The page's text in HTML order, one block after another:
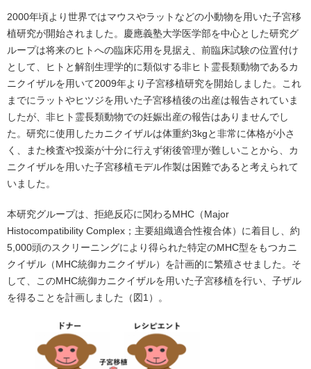
2000年頃より世界ではマウスやラットなどの小動物を用いた子宮移
植研究が開始されました。慶應義塾大学医学部を中心とした研究グ
ループは将来のヒトへの臨床応用を見据え、前臨床試験の位置付け
として、ヒトと解剖生理学的に類似する非ヒト霊長類動物であるカ
ニクイザルを用いて2009年より子宮移植研究を開始しました。これ
までにラットやヒツジを用いた子宮移植後の出産は報告されていま
したが、非ヒト霊長類動物での妊娠出産の報告はありませんでし
た。研究に使用したカニクイザルは体重約3kgと非常に体格が小さ
く、また検査や投薬が十分に行えず術後管理が難しいことから、カ
ニクイザルを用いた子宮移植モデル作製は困難であると考えられて
いました。
本研究グループは、拒絶反応に関わるMHC（Major
Histocompatibility Complex；主要組織適合性複合体）に着目し、約
5,000頭のスクリーニングにより得られた特定のMHC型をもつカニ
クイザル（MHC統御カニクイザル）を計画的に繁殖させました。そ
して、このMHC統御カニクイザルを用いた子宮移植を行い、子ザル
を得ることを計画しました（図1）。